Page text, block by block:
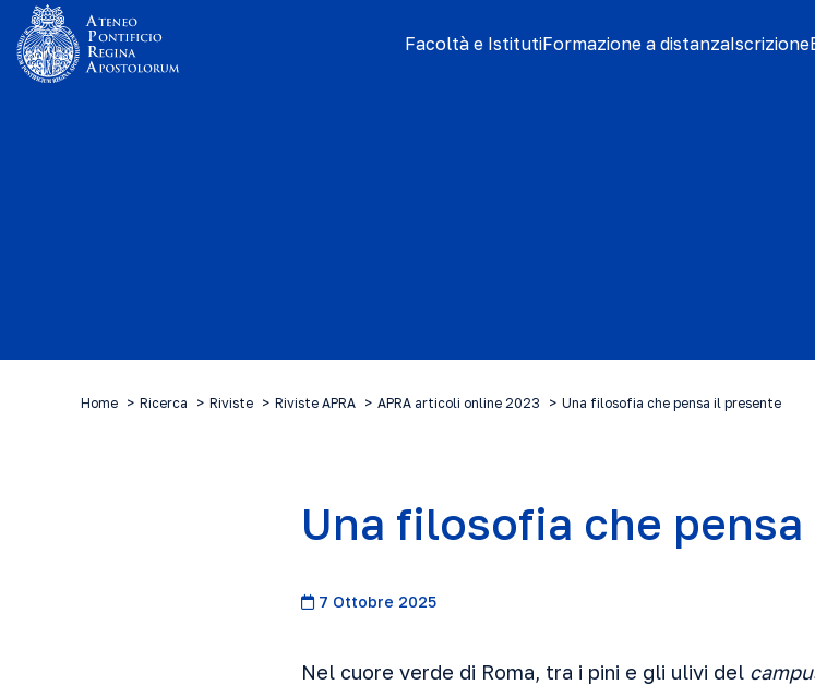
Facoltà e IstitutiFormazione a distanzaIscrizione
Home Ricerca Riviste Riviste APRA APRA articoli online 2023 Una filosofia che pensa il presente
Una filosofia che
7 Ottobre 2025
Nel cuore verde di Roma, tra i pini e gli ulivi del